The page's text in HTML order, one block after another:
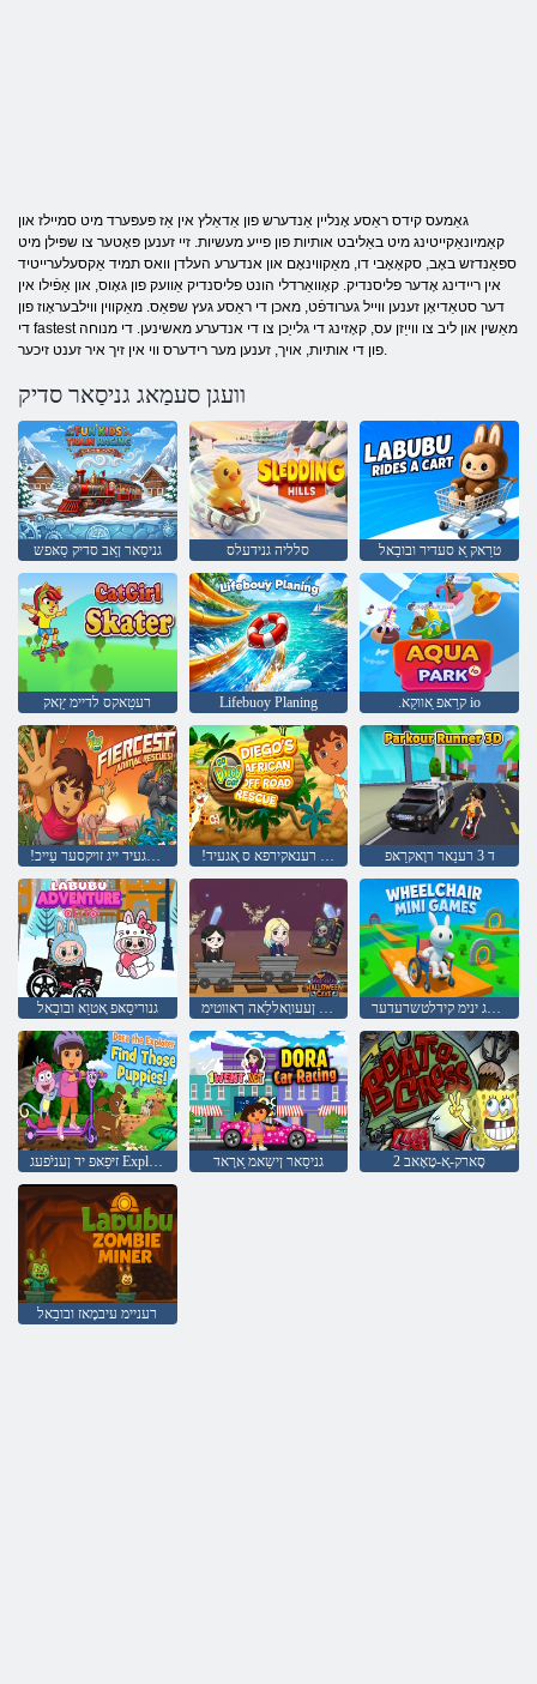
גאַמעס קידס ראַסע אָנליין אַנדערש פון אַדאַלץ אין אַז פּעפּערד מיט סמיילז און
קאַמיונאַקייטינג מיט באַליבט אותיות פון פייע מעשיות. זיי זענען פּאָטער צו שפּילן מיט
ספּאַנדזש באָב, סקאָאָבי דו, מאַקווינאָם און אנדערע העלדן וואס תמיד אַקסעלערייטיד
אין ריידינג אָדער פליסנדיק. קאָוואַרדלי הונט פליסנדיק אַוועק פון גאָוס, און אַפֿילו אין
דער סטאַדיאָן זענען ווייל גערודפֿט, מאכן די ראַסע געץ שפּאַס. מאַקווין ווילבעראָוז פון
די fastest מאַשין און ליב צו ווייַזן עס, קאָזינג די גלייַכן צו די אנדערע מאשינען. די מנוחה
וועגן סעמַאג גניסַאר סדיק
גניסַאר ןַאב סדיק סַאּפש סלליה גנידעלס טרַאק ַא סעדיר ובובַאל
רעטַאקס לדיימ ץַאק Lifebuoy Planing .קרַאּפ ַאווקַא io
!ייג ָאגעיד ייג זויקסער עַייכ !ייג ָאגעיד ייג ויקסער דוָאר קעווַא רענאקירפא ס ָאגעיד ד 3 רענַאר רוָאקרַאּפ
גנוריסַאּפ ָאטוַא ובובַאל עווַאק ןעעווָאללַאה ךאווטימ סעמַאג ינימ קידלטשרעדער
זיּפַאּפ יד ןעניֿפעג Explorer יד ַארָאד גניסַאר ןישַאמ ַארָאד 2 סָארק-ָא-טָאָאב
רעניימ עיבמָאז ובובַאל